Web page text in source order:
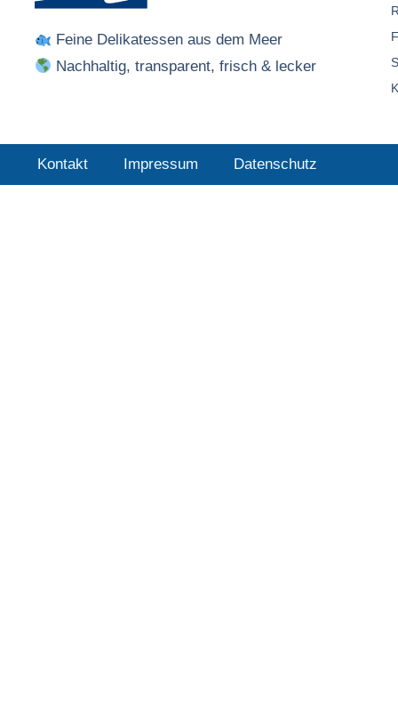
Feine Delikatessen aus dem Meer
Nachhaltig, transparent, frisch & lecker
Kontakt Impressum Datenschutz